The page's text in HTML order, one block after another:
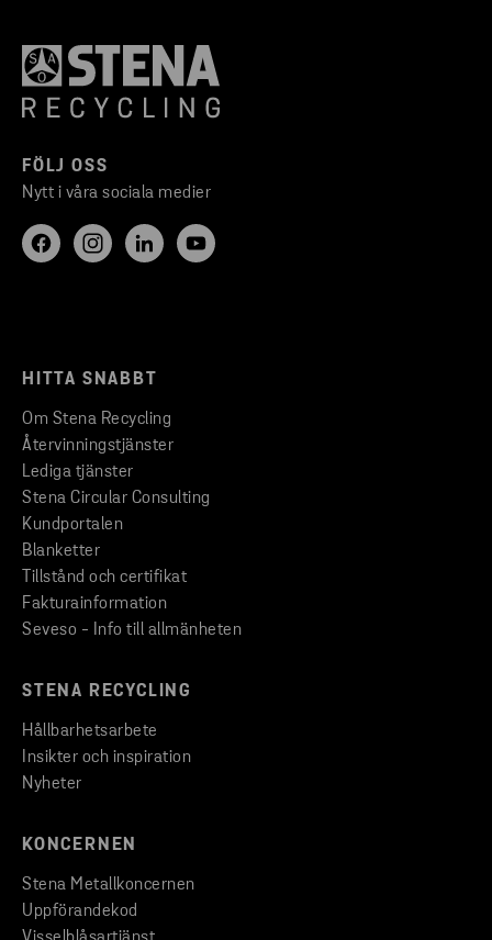
FÖLJ OSS
Nytt i våra sociala medier
HITTA SNABBT
Om Stena Recycling
Återvinningstjänster
Lediga tjänster
Stena Circular Consulting
Kundportalen
Blanketter
Tillstånd och certifikat
Fakturainformation
Seveso - Info till allmänheten
STENA RECYCLING
Hållbarhetsarbete
Insikter och inspiration
Nyheter
KONCERNEN
Stena Metallkoncernen
Uppförandekod